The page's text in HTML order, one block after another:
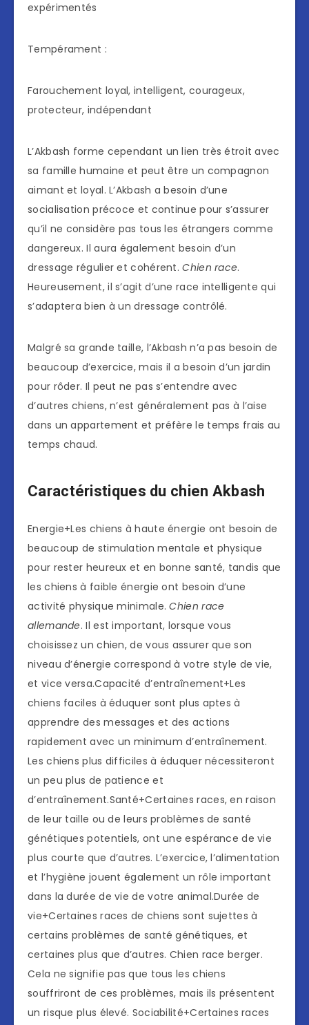
expérimentés
Tempérament :
Farouchement loyal, intelligent, courageux,
protecteur, indépendant
L’Akbash forme cependant un lien très étroit avec
sa famille humaine et peut être un compagnon
aimant et loyal. L’Akbash a besoin d’une
socialisation précoce et continue pour s’assurer
qu’il ne considère pas tous les étrangers comme
dangereux. Il aura également besoin d’un
dressage régulier et cohérent.Chien race.
Heureusement, il s’agit d’une race intelligente qui
s’adaptera bien à un dressage contrôlé.
Malgré sa grande taille, l’Akbash n’a pas besoin de
beaucoup d’exercice, mais il a besoin d’un jardin
pour rôder. Il peut ne pas s’entendre avec
d’autres chiens, n’est généralement pas à l’aise
dans un appartement et préfère le temps frais au
temps chaud.
Caractéristiques du chien Akbash
Energie+Les chiens à haute énergie ont besoin de
beaucoup de stimulation mentale et physique
pour rester heureux et en bonne santé, tandis que
les chiens à faible énergie ont besoin d’une
activité physique minimale.Chien race
allemande. Il est important, lorsque vous
choisissez un chien, de vous assurer que son
niveau d’énergie correspond à votre style de vie,
et vice versa.Capacité d’entraînement+Les
chiens faciles à éduquer sont plus aptes à
apprendre des messages et des actions
rapidement avec un minimum d’entraînement.
Les chiens plus difficiles à éduquer nécessiteront
un peu plus de patience et
d’entraînement.Santé+Certaines races, en raison
de leur taille ou de leurs problèmes de santé
génétiques potentiels, ont une espérance de vie
plus courte que d’autres. L’exercice, l’alimentation
et l’hygiène jouent également un rôle important
dans la durée de vie de votre animal.Durée de
vie+Certaines races de chiens sont sujettes à
certains problèmes de santé génétiques, et
certaines plus que d’autres. Chien race berger.
Cela ne signifie pas que tous les chiens
souffriront de ces problèmes, mais ils présentent
un risque plus élevé. Sociabilité+Certaines races